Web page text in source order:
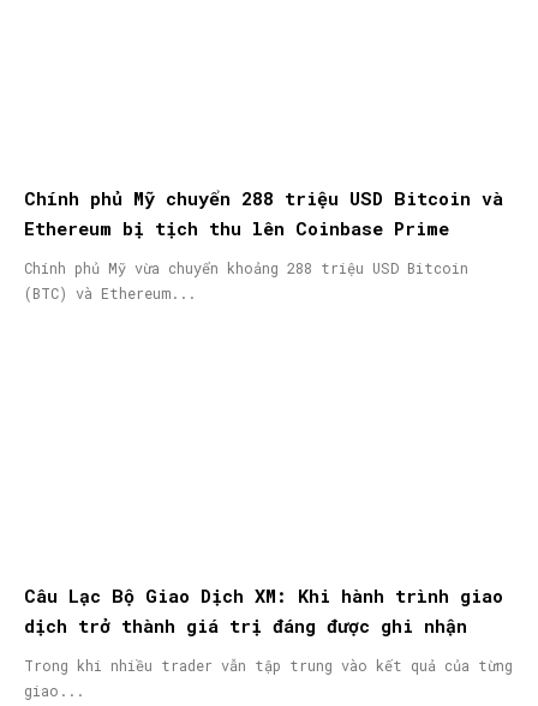
Chính phủ Mỹ chuyển 288 triệu USD Bitcoin và
Ethereum bị tịch thu lên Coinbase Prime
Chính phủ Mỹ vừa chuyển khoảng 288 triệu USD Bitcoin
(BTC) và Ethereum...
Câu Lạc Bộ Giao Dịch XM: Khi hành trình giao
dịch trở thành giá trị đáng được ghi nhận
Trong khi nhiều trader vẫn tập trung vào kết quả của từng
giao...